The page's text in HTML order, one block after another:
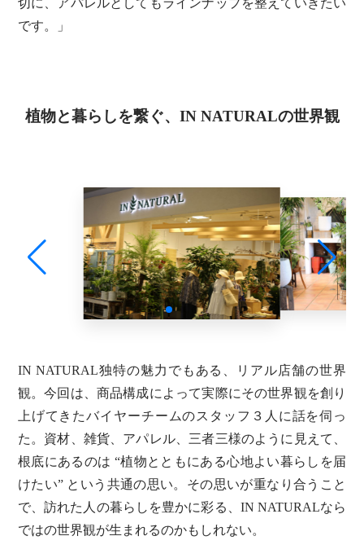
切に、アパレルとしてもラインナップを整えていきたい
です。」
植物と暮らしを繋ぐ、IN NATURALの世界観
IN NATURAL独特の魅力でもある、リアル店舗の世界
観。今回は、商品構成によって実際にその世界観を創り
上げてきたバイヤーチームのスタッフ３人に話を伺っ
た。資材、雑貨、アパレル、三者三様のように見えて、
根底にあるのは “植物とともにある心地よい暮らしを届
けたい” という共通の思い。その思いが重なり合うこと
で、訪れた人の暮らしを豊かに彩る、IN NATURALなら
ではの世界観が生まれるのかもしれない。